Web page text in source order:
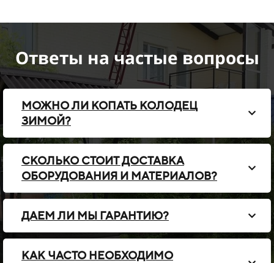
Ответы на частые вопросы
МОЖНО ЛИ КОПАТЬ КОЛОДЕЦ
ЗИМОЙ?
СКОЛЬКО СТОИТ ДОСТАВКА
ОБОРУДОВАНИЯ И МАТЕРИАЛОВ?
ДАЕМ ЛИ МЫ ГАРАНТИЮ?
КАК ЧАСТО НЕОБХОДИМО